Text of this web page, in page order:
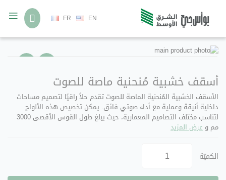
لغة
EN
FR
انتقل
إلى
معرض
الصور
تخطي
إلى
معرض
الصور
أسقف خشبية مُنحنية ماصة للصوت
الأسقف الخشبية المُنحنية الماصة للصوت تقدم حلاً راقيًا لتصميم مساحات
داخلية أنيقة وعملية مع أداء صوتي فائق. يمكن تخصيص هذه الألواح
لتناسب مختلف التصاميم المعمارية، حيث يبلغ طول القوس الأقصى 3000
مم و عرض المزيد
الكميّة